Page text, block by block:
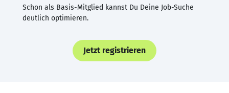
Schon als Basis-Mitglied kannst Du Deine Job-Suche
deutlich optimieren.
Jetzt registrieren